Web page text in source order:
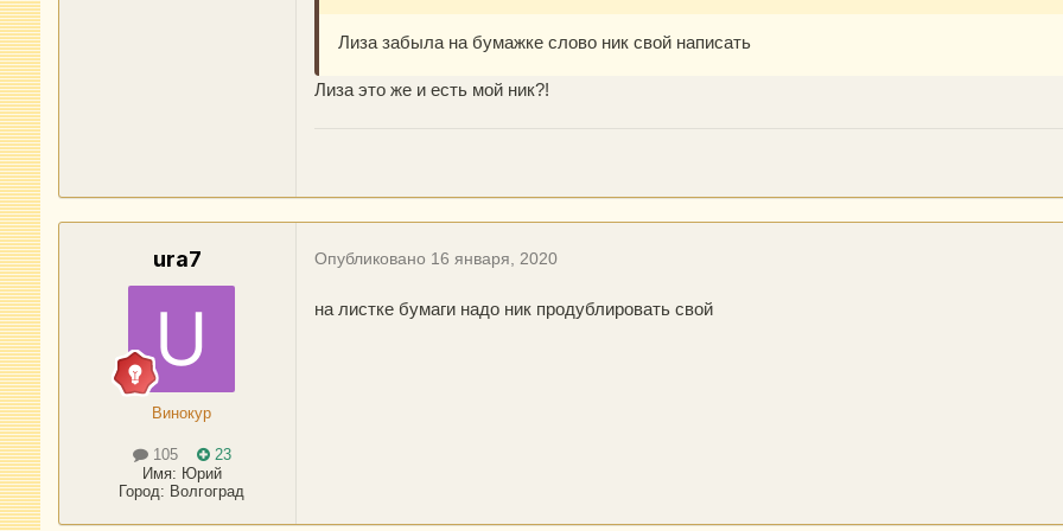
Лиза забыла на бумажке слово ник свой написать
Лиза это же и есть мой ник?!
ura7
Винокур
105
23
Имя: Юрий
Город: Волгоград
Опубликовано 16 января, 2020
на листке бумаги надо ник продублировать свой